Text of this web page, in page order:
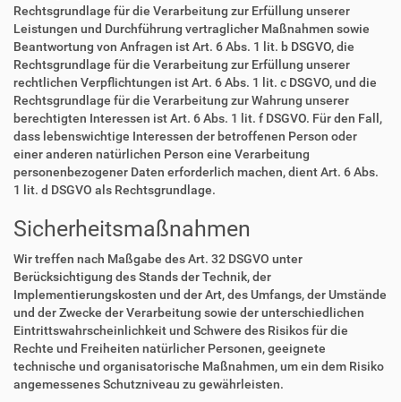
Rechtsgrundlage für die Verarbeitung zur Erfüllung unserer
Leistungen und Durchführung vertraglicher Maßnahmen sowie
Beantwortung von Anfragen ist Art. 6 Abs. 1 lit. b DSGVO, die
Rechtsgrundlage für die Verarbeitung zur Erfüllung unserer
rechtlichen Verpflichtungen ist Art. 6 Abs. 1 lit. c DSGVO, und die
Rechtsgrundlage für die Verarbeitung zur Wahrung unserer
berechtigten Interessen ist Art. 6 Abs. 1 lit. f DSGVO. Für den Fall,
dass lebenswichtige Interessen der betroffenen Person oder
einer anderen natürlichen Person eine Verarbeitung
personenbezogener Daten erforderlich machen, dient Art. 6 Abs.
1 lit. d DSGVO als Rechtsgrundlage.
Sicherheitsmaßnahmen
Wir treffen nach Maßgabe des Art. 32 DSGVO unter
Berücksichtigung des Stands der Technik, der
Implementierungskosten und der Art, des Umfangs, der Umstände
und der Zwecke der Verarbeitung sowie der unterschiedlichen
Eintrittswahrscheinlichkeit und Schwere des Risikos für die
Rechte und Freiheiten natürlicher Personen, geeignete
technische und organisatorische Maßnahmen, um ein dem Risiko
angemessenes Schutzniveau zu gewährleisten.